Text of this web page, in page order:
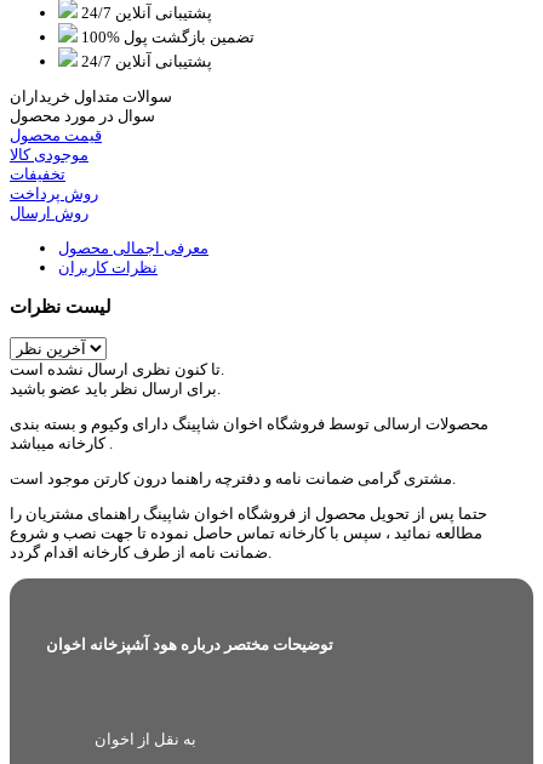
پشتیبانی آنلاین 24/7
100% تضمین بازگشت پول
پشتیبانی آنلاین 24/7
سوالات متداول خریداران
سوال در مورد محصول
قیمت محصول
موجودی کالا
تخفیفات
روش پرداخت
روش ارسال
معرفی اجمالی محصول
نظرات کاربران
لیست نظرات
محصولات ارسالی توسط فروشگاه اخوان شاپینگ دارای وکیوم و بسته بندی
کارخانه میباشد .
حتما پس از تحویل محصول از فروشگاه اخوان شاپینگ راهنمای مشتریان را
مطالعه نمائید ، سپس با کارخانه تماس حاصل نموده تا جهت نصب و شروع
توضیحات مختصر درباره هود آشپزخانه اخوان
به نقل از اخوان